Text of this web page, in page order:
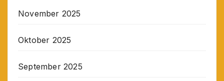
November 2025
Oktober 2025
September 2025